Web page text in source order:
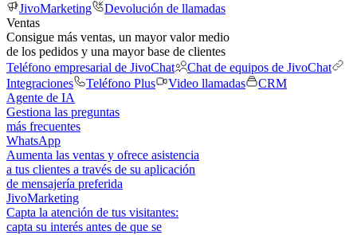
JivoMarketing
Devolución de llamadas
Ventas
Consigue más ventas, un mayor valor medio
de los pedidos y una mayor base de clientes
Teléfono empresarial de JivoChat
Chat de equipos de JivoChat
Integraciones
Teléfono Plus Video llamadas
CRM
Agente de IA
Gestiona las preguntas
más frecuentes
WhatsApp
Aumenta las ventas y ofrece asistencia
a tus clientes a través de su aplicación
de mensajería preferida
JivoMarketing
Capta la atención de tus visitantes:
capta su interés antes de que se